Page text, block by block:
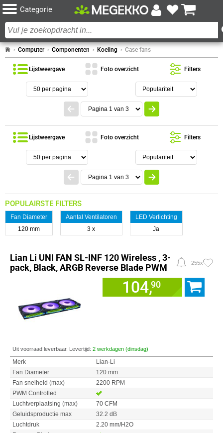
Categorie
Computer Componenten Koeling Case fans
POPULAIRSTE FILTERS
Fan Diameter
120 mm
Aantal Ventilatoren
3 x
LED Verlichting
Ja
Lijstweergave Foto overzicht Filters
Lian Li UNI FAN SL-INF 120 Wireless , 3-
pack, Black, ARGB Reverse Blade PWM
255x
104,90
Uit voorraad leverbaar. Levertijd: 2 werkdagen (dinsdag)
Merk
Lian-Li
Fan Diameter
120 mm
Fan snelheid (max)
2200 RPM
PWM Controlled
Luchtverplaatsing (max)
70 CFM
Geluidsproductie max
32.2 dB
Luchtdruk
2.20 mm/H2O
Lijstweergave Foto overzicht Filters